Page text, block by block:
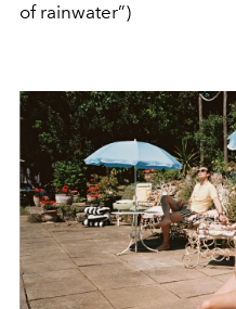
of rainwater”)